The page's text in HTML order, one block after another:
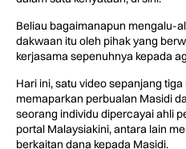
Beliau bagaimanapun mengalu-
dakwaan itu oleh pihak yang
kerjasama sepenuhnya kepada
Hari ini, satu video sepanjang
memaparkan perbualan Masidi
seorang individu dipercayai ahli
portal Malaysiakini, antara lain
berkaitan dana kepada Masidi.